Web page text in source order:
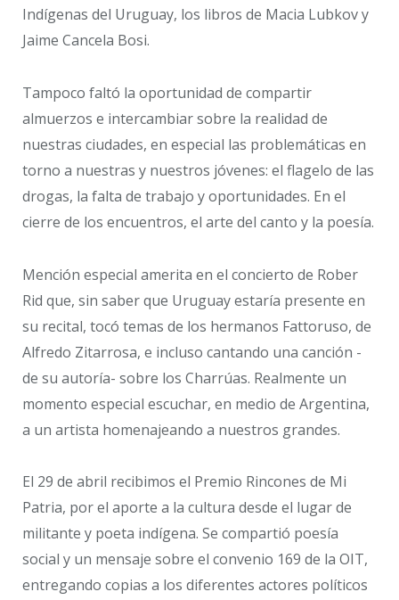
Indígenas del Uruguay, los libros de Macia Lubkov y
Jaime Cancela Bosi.
Tampoco faltó la oportunidad de compartir
almuerzos e intercambiar sobre la realidad de
nuestras ciudades, en especial las problemáticas en
torno a nuestras y nuestros jóvenes: el flagelo de las
drogas, la falta de trabajo y oportunidades. En el
cierre de los encuentros, el arte del canto y la poesía.
Mención especial amerita en el concierto de Rober
Rid que, sin saber que Uruguay estaría presente en
su recital, tocó temas de los hermanos Fattoruso, de
Alfredo Zitarrosa, e incluso cantando una canción -
de su autoría- sobre los Charrúas. Realmente un
momento especial escuchar, en medio de Argentina,
a un artista homenajeando a nuestros grandes.
El 29 de abril recibimos el Premio Rincones de Mi
Patria, por el aporte a la cultura desde el lugar de
militante y poeta indígena. Se compartió poesía
social y un mensaje sobre el convenio 169 de la OIT,
entregando copias a los diferentes actores políticos